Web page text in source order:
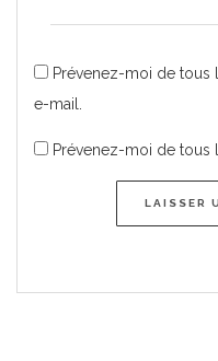
Prévenez-moi de tous
e-mail.
Prévenez-moi de tous
LAISSER